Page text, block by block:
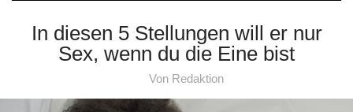
In diesen 5 Stellungen will er nur
Sex, wenn du die Eine bist
Von Redaktion